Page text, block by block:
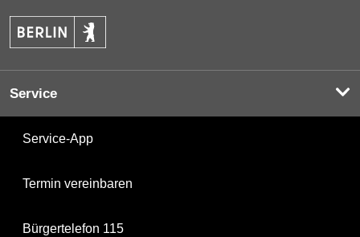
Service
Service-App
Termin vereinbaren
Bürgertelefon 115